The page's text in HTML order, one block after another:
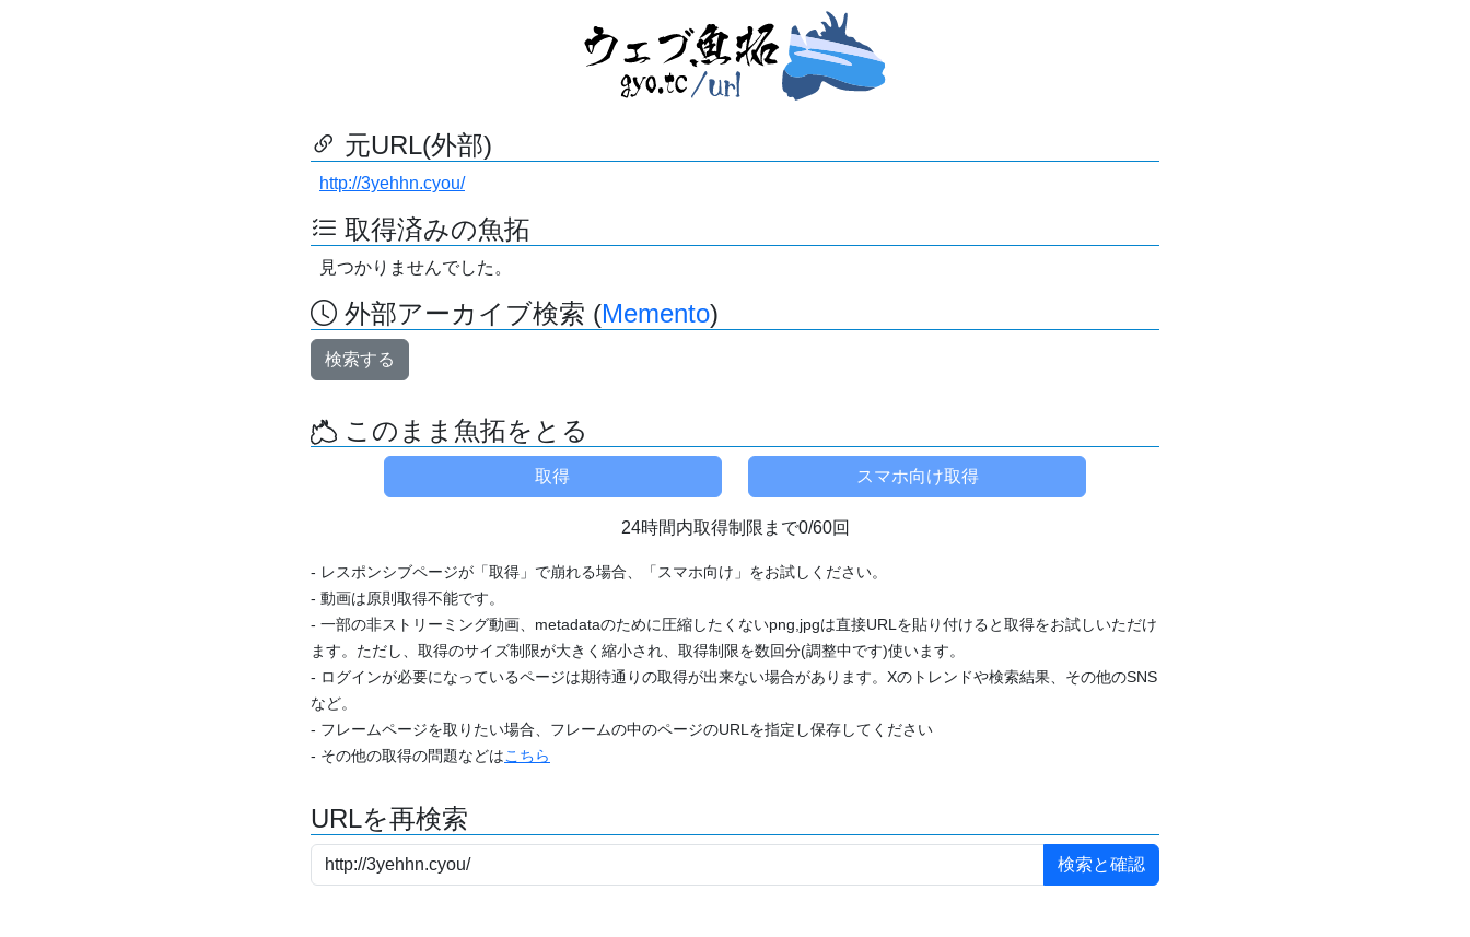
元URL(外部)
http://3yehhn.cyou/
取得済みの魚拓
見つかりませんでした。
外部アーカイブ検索 (Memento)
検索する
このまま魚拓をとる
24時間内取得制限まで0/60回
- レスポンシブページが「取得」で崩れる場合、「スマホ向け」をお試しください。
- 動画は原則取得不能です。
- 一部の非ストリーミング動画、metadataのために圧縮したくないpng,jpgは直接URLを貼り付けると取得をお試しいただけ
ます。ただし、取得のサイズ制限が大きく縮小され、取得制限を数回分(調整中です)使います。
- ログインが必要になっているページは期待通りの取得が出来ない場合があります。Xのトレンドや検索結果、その他のSNS
など。
- フレームページを取りたい場合、フレームの中のページのURLを指定し保存してください
- その他の取得の問題などはこちら
URLを再検索